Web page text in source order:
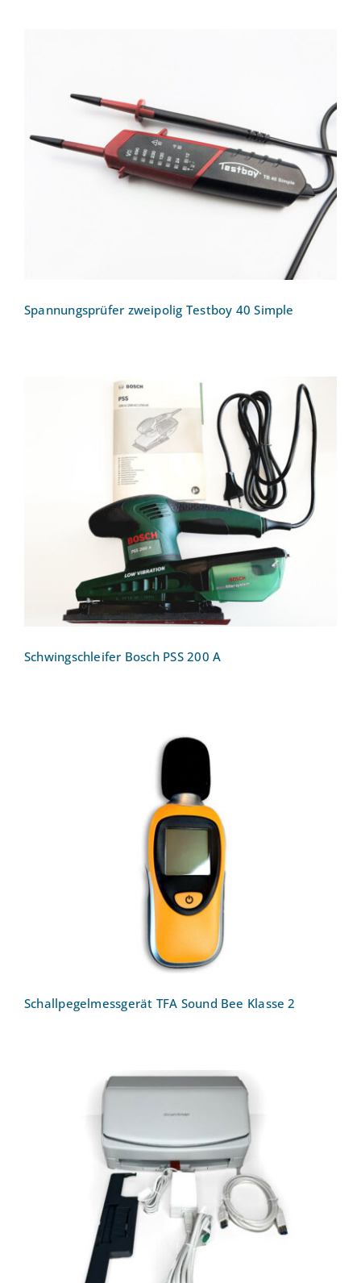
Spannungsprüfer zweipolig Testboy 40
Simple
Spannungsprüfer zweipolig Testboy 40 Simple
Schwingschleifer Bosch PSS 200 A
Schwingschleifer Bosch PSS 200 A
Schallpegelmessgerät TFA Sound Bee
Klasse 2
Schallpegelmessgerät TFA Sound Bee Klasse 2
Scanner Fujitsu ScanSnap iX1600